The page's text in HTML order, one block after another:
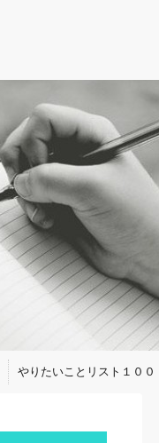
やりたいことリスト１００